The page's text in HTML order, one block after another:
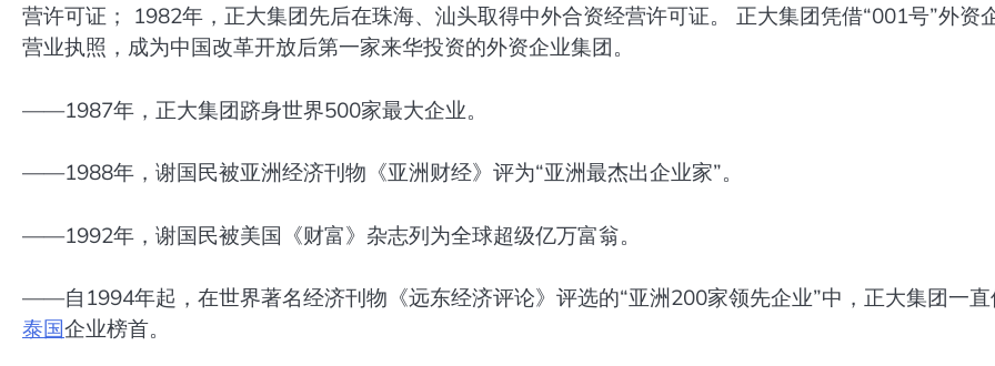
营许可证； 1982年，正大集团先后在珠海、汕头取得中外合资经营许可证。 正大集团凭借“001号”外资
营业执照，成为中国改革开放后第一家来华投资的外资企业集团。
——1987年，正大集团跻身世界500家最大企业。
——1988年，谢国民被亚洲经济刊物《亚洲财经》评为“亚洲最杰出企业家”。
——1992年，谢国民被美国《财富》杂志列为全球超级亿万富翁。
——自1994年起，在世界著名经济刊物《远东经济评论》评选的“亚洲200家领先企业”中，正大集团一
泰国企业榜首。